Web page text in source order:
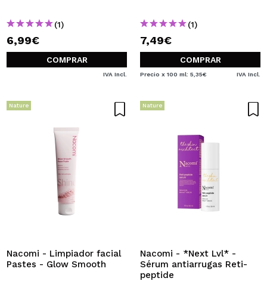
(1)
6,99€
COMPRAR
IVA Incl.
(1)
7,49€
COMPRAR
Precio x 100 ml: 5,35€ IVA Incl.
Nature
Nacomi - Limpiador facial
Pastes - Glow Smooth
Nature
Nacomi - *Next Lvl* -
Sérum antiarrugas Reti-
peptide